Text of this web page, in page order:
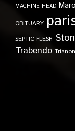
MACHINE HEAD
OBITUARY
SEPTIC FLESH
Trabendo Trianon